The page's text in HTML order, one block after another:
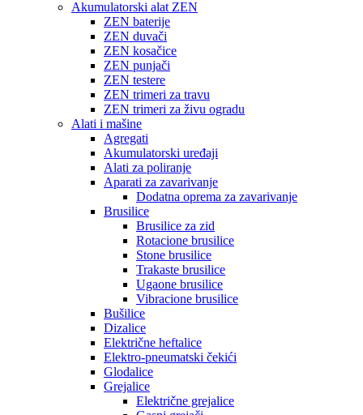
Akumulatorski alat ZEN
ZEN baterije
ZEN duvači
ZEN kosačice
ZEN punjači
ZEN testere
ZEN trimeri za travu
ZEN trimeri za živu ogradu
Alati i mašine
Agregati
Akumulatorski uređaji
Alati za poliranje
Aparati za zavarivanje
Dodatna oprema za zavarivanje
Brusilice
Brusilice za zid
Rotacione brusilice
Stone brusilice
Trakaste brusilice
Ugaone brusilice
Vibracione brusilice
Bušilice
Dizalice
Električne heftalice
Elektro-pneumatski čekići
Glodalice
Grejalice
Električne grejalice